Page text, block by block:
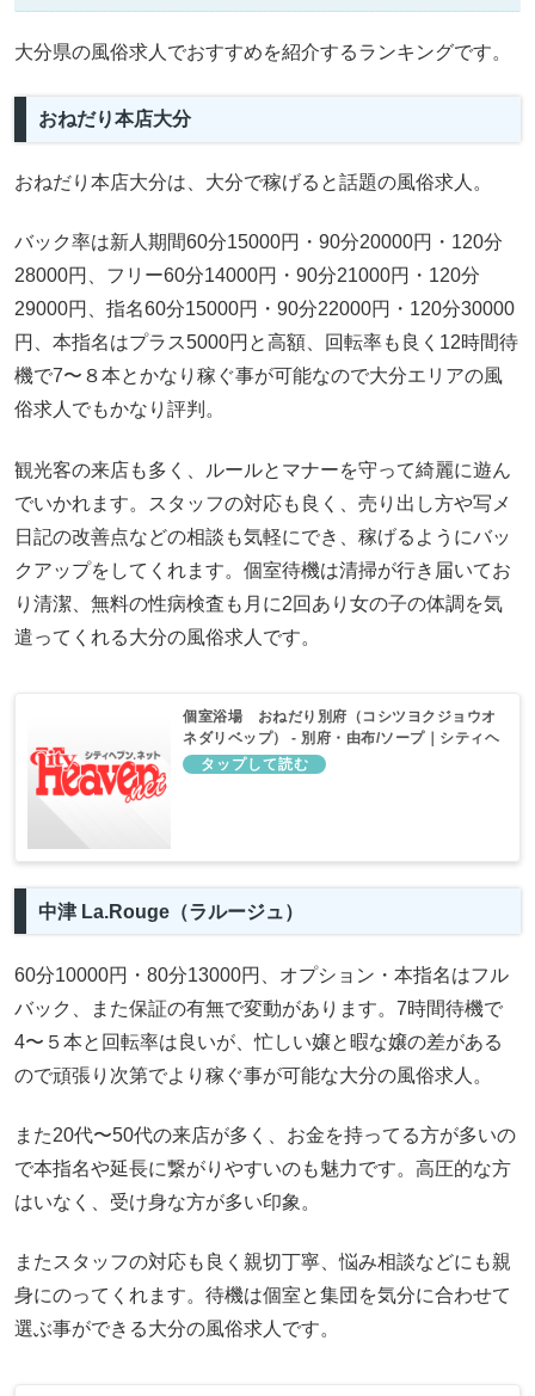
大分県の風俗求人でおすすめを紹介するランキングです。
おねだり本店大分
おねだり本店大分は、大分で稼げると話題の風俗求人。
バック率は新人期間60分15000円・90分20000円・120分
28000円、フリー60分14000円・90分21000円・120分
29000円、指名60分15000円・90分22000円・120分30000
円、本指名はプラス5000円と高額、回転率も良く12時間待
機で7〜８本とかなり稼ぐ事が可能なので大分エリアの風
俗求人でもかなり評判。
観光客の来店も多く、ルールとマナーを守って綺麗に遊ん
でいかれます。スタッフの対応も良く、売り出し方や写メ
日記の改善点などの相談も気軽にでき、稼げるようにバッ
クアップをしてくれます。個室待機は清掃が行き届いてお
り清潔、無料の性病検査も月に2回あり女の子の体調を気
遣ってくれる大分の風俗求人です。
個室浴場 おねだり別府（コシツヨクジョウオ
ネダリベップ） - 別府・由布/ソープ｜シティヘ
ブンネット
中津La.Rouge（ラルージュ）
60分10000円・80分13000円、オプション・本指名はフル
バック、また保証の有無で変動があります。7時間待機で
4〜５本と回転率は良いが、忙しい嬢と暇な嬢の差がある
ので頑張り次第でより稼ぐ事が可能な大分の風俗求人。
また20代〜50代の来店が多く、お金を持ってる方が多いの
で本指名や延長に繋がりやすいのも魅力です。高圧的な方
はいなく、受け身な方が多い印象。
またスタッフの対応も良く親切丁寧、悩み相談などにも親
身にのってくれます。待機は個室と集団を気分に合わせて
選ぶ事ができる大分の風俗求人です。